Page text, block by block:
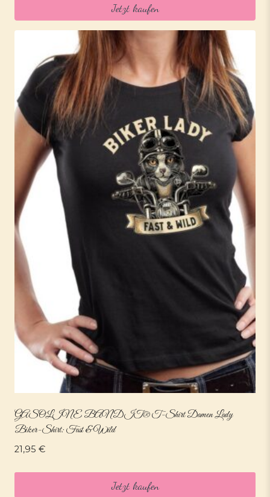
Jetzt kaufen
GASOLINE BANDIT® T-Shirt Damen Lady
Biker-Shirt: Fast & Wild
21,95 €
Jetzt kaufen